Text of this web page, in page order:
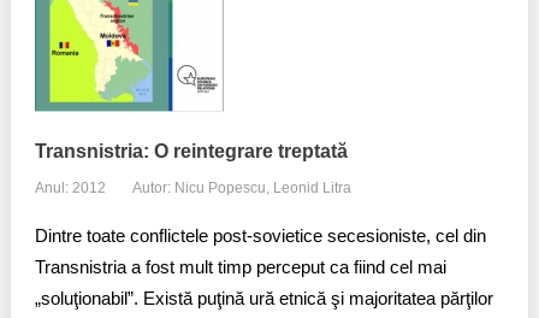
Transnistria: O reintegrare treptată
Anul: 2012 Autor: Nicu Popescu, Leonid Litra
Dintre toate conflictele post-sovietice secesioniste, cel din
Transnistria a fost mult timp perceput ca fiind cel mai
„soluţionabil”. Există puţină ură etnică şi majoritatea părţilor